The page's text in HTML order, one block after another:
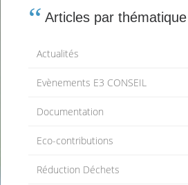
Articles par thématique
Actualités
Evènements E3 CONSEIL
Documentation
Eco-contributions
Réduction Déchets